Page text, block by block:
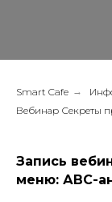
Smart Cafe →
Вебинар Секреты
Запись
меню: АВС-